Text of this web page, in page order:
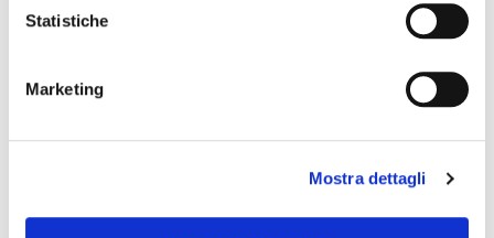
Statistiche
Marketing
Mostra dettagli